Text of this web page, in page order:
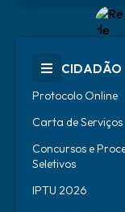
CIDADÃO
Protocolo Online
Carta de Serviços
Concursos e
Seletivos
IPTU 2026